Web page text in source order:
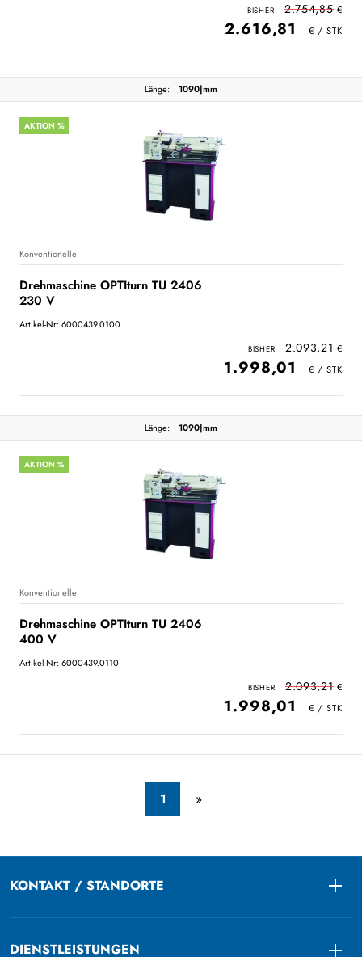
2.754,85
2.616,81
Länge: 1090|mm
AKTION %
Konventionelle
Drehmaschine OPTIturn TU 2406
230 V
Artikel-Nr: 6000439.0100
2.093,21
1.998,01
Länge: 1090|mm
AKTION %
Konventionelle
Drehmaschine OPTIturn TU 2406
400 V
Artikel-Nr: 6000439.0110
2.093,21
1.998,01
1
KONTAKT / STANDORTE
DIENSTLEISTUNGEN